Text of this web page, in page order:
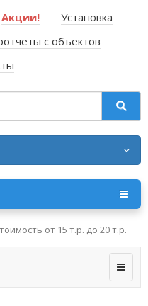
Акции!
Установка
с объектов
от 15 т.р. до 20 т.р.